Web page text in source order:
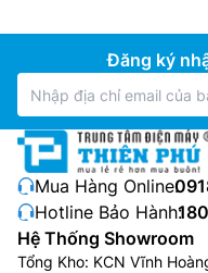
Đăng ký
Mua Hàng Online:
Hotline Bảo Hành:
Hệ Thống Showroom
Tổng Kho: KCN Vĩnh